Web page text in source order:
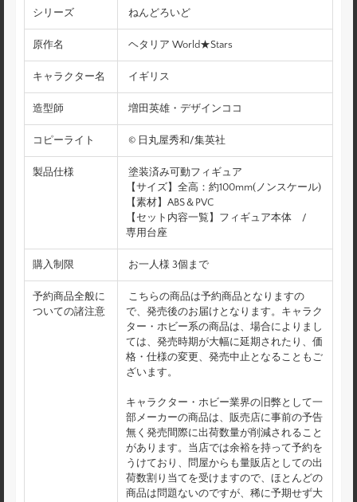
シリーズ ねんどろいど
原作名 ヘタリア World★Stars
キャラクター名 イギリス
造型師 増田英雄・デザインココ
コピーライト © 日丸屋秀和/集英社
製品仕様
塗装済み可動フィギュア
【サイズ】全高：約100mm(ノンスケール)
【素材】ABS＆PVC
【セット内容一覧】フィギュア本体 /
専用台座
購入制限 お一人様 3個まで
予約商品全般に
ついての諸注意
こちらの商品は予約商品となりますの
で、発売後のお届けとなります。キャラク
ター・ホビー系の商品は、場合によりまし
ては、発売時期が大幅に延期されたり、価
格・仕様の変更、発売中止となることもご
ざいます。
キャラクター・ホビー業界の旧弊として一
部メーカーの商品は、販売店に事前の予告
無く発売間際に出荷数量が削減されること
があります。当店では余裕を持って予約を
うけており、問屋からも量販店としての出
荷数割り当てを受けますので、ほとんどの
商品は問題ないのですが、稀に予期せず大